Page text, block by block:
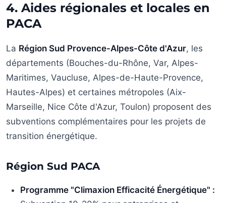
4. Aides régionales et locales en
PACA
La Région Sud Provence-Alpes-Côte d'Azur, les
départements (Bouches-du-Rhône, Var, Alpes-
Maritimes, Vaucluse, Alpes-de-Haute-Provence,
Hautes-Alpes) et certaines métropoles (Aix-
Marseille, Nice Côte d'Azur, Toulon) proposent des
subventions complémentaires pour les projets de
transition énergétique.
Région Sud PACA
Programme "Climaxion Efficacité Énergétique" :